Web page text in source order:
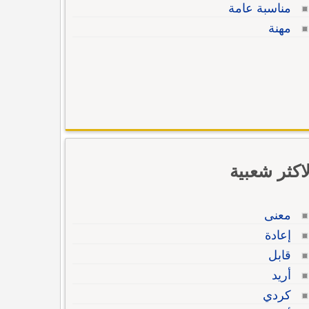
مناسبة عامة
مهنة
شعبية
معنى
إعادة
قابل
أريد
كردي